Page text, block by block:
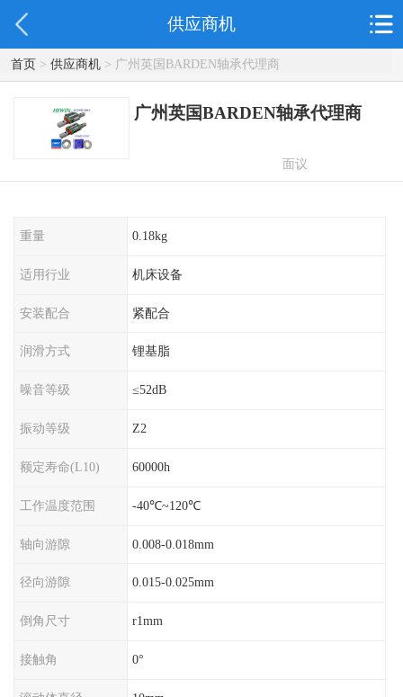
供应商机
首页> 供应商机> 广州英国BARDEN轴承代理商
广州英国BARDEN轴承代理商
面议
重量 0.18kg
适用行业 机床设备
安装配合 紧配合
润滑方式 锂基脂
噪音等级 ≤52dB
振动等级 Z2
额定寿命(L10) 60000h
工作温度范围 -40℃~120℃
轴向游隙 0.008-0.018mm
径向游隙 0.015-0.025mm
倒角尺寸 r1mm
接触角 0°